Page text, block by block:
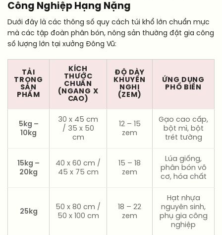
Công Nghiệp Hạng Nặng
Dưới đây là các thông số quy cách túi khổ lớn chuẩn mực
mà các tập đoàn phân bón, nông sản thường đặt gia công
số lượng lớn tại xưởng Đông Vũ:
TẢI
TRỌNG
SẢN
PHẨM
KÍCH
THƯỚC
CHUẨN
(NGANG X
CAO)
ĐỘ DÀY
KHUYẾN
NGHỊ
(ZEM)
ỨNG DỤNG
PHỔ BIẾN
5kg –
10kg
30 x 45 cm
/ 35 x 50
cm
12 – 15
zem
Gạo cao cấp,
bột mì, bột
trét tường
15kg –
20kg
40 x 60 cm /
45 x 75 cm
15 – 18
zem
Lúa giống,
phân bón vô
cơ, hóa chất
25kg
50 x 80 cm /
50 x 100 cm
18 – 22
zem
Hạt nhựa
nguyên sinh,
phụ gia công
nghiệp